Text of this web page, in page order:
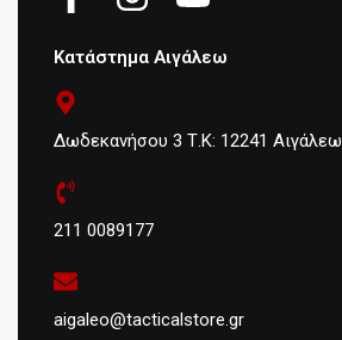
Κατάστημα Αιγάλεω
Δωδεκανήσου 3 Τ.Κ: 12241 Αιγάλεω
211 0089177
aigaleo@tacticalstore.gr